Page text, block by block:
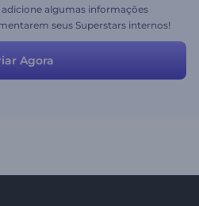
algumas informações
seus Superstars internos!
Agora